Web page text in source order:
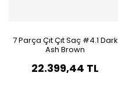
7 Parça Çıt Çıt Saç #4.1 Dark
Ash Brown
22.399,44 TL